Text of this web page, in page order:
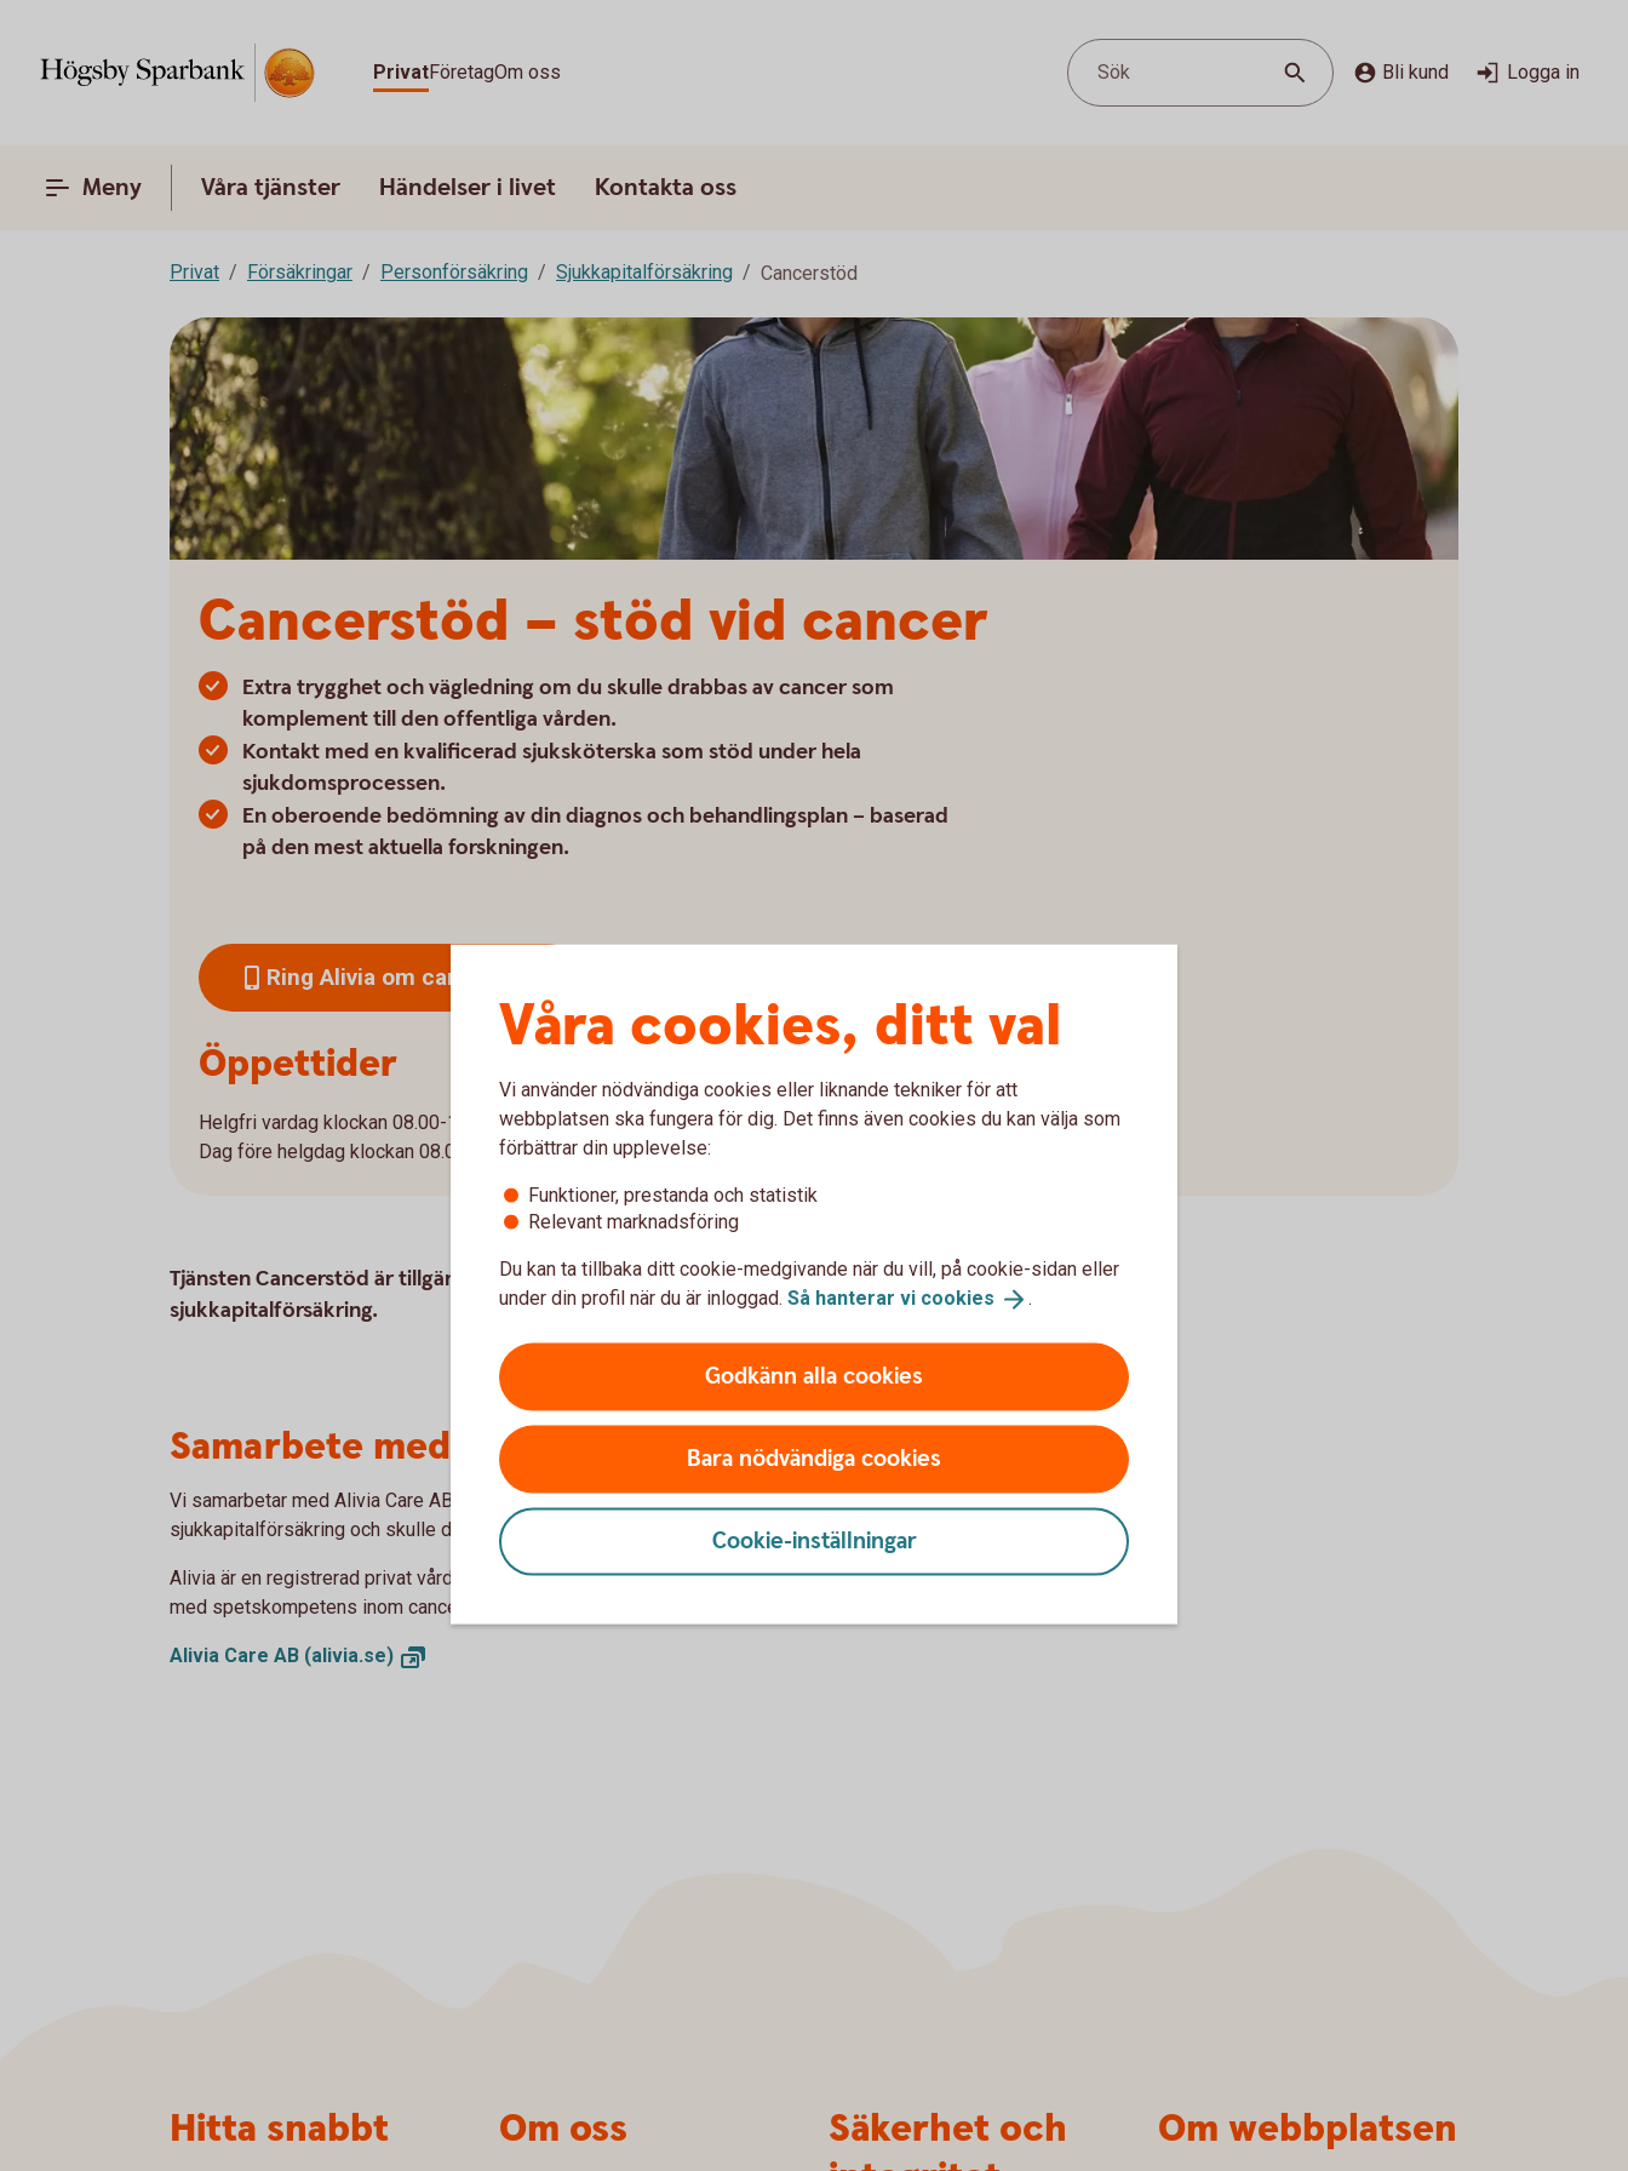
PrivatFöretagOm oss Sök Bli kund Logga in
Meny Våra tjänster Händelser i livet Kontakta oss
Privat Försäkringar Personförsäkring Sjukkapitalförsäkring Cancerstöd
Cancerstöd – stöd vid cancer
Extra trygghet och vägledning om du skulle drabbas av cancer som
komplement till den offentliga vården.
Kontakt med en kvalificerad sjuksköterska som stöd under hela
sjukdomsprocessen.
En oberoende bedömning av din diagnos och behandlingsplan – baserad
på den mest aktuella forskningen.
Ring Alivia om cancerstöd
Öppettider
Helgfri vardag klockan 08.00-16.00.
Dag före helgdag klockan 08.00-12.00.
Tjänsten Cancerstöd är tillgänglig utan extra kostnad för dig som har Trygga
sjukkapitalförsäkring.
Samarbete med Alivia Care
Vi samarbetar med Alivia Care AB i cancerstödet. Om du har Trygga
sjukkapitalförsäkring och skulle drabbas av cancer tar du kontakt med Alivia.
Alivia är en registrerad privat vårdgivare hos Inspektionen för Vård och Omsorg (IVO)
med spetskompetens inom cancer.
Alivia Care AB (alivia.se)
Våra cookies, ditt val
Vi använder nödvändiga cookies eller liknande tekniker för att
webbplatsen ska fungera för dig. Det finns även cookies du kan välja som
förbättrar din upplevelse:
Funktioner, prestanda och statistik
Relevant marknadsföring
Du kan ta tillbaka ditt cookie-medgivande när du vill, på cookie-sidan eller
under din profil när du är inloggad. Så hanterar vi cookies .
Godkänn alla cookies
Bara nödvändiga cookies
Cookie-inställningar
Hitta snabbt Om oss
Säkerhet och
Om webbplatsen